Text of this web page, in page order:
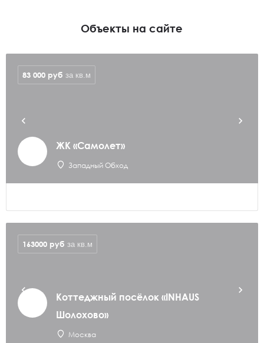
Объекты на сайте
ЖК «Самолет»
Западный Обход
83 000 руб за кв.м
Коттеджный посёлок «INHAUS
Шолохово»
Москва
163000 руб за кв.м